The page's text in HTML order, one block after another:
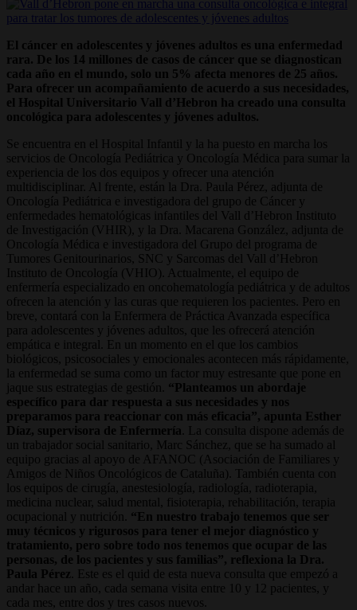
El cáncer en adolescentes y jóvenes adultos es una enfermedad
rara. De los 14 millones de casos de cáncer que se diagnostican
cada año en el mundo, solo un 5% afecta menores de 25 años.
Para ofrecer un acompañamiento de acuerdo a sus necesidades,
el Hospital Universitario Vall d’Hebron ha creado una consulta
oncológica para adolescentes y jóvenes adultos.
Se encuentra en el Hospital Infantil y la ha puesto en marcha los
servicios de Oncología Pediátrica y Oncología Médica para sumar la
experiencia de los dos equipos y ofrecer una atención
multidisciplinar. Al frente, están la Dra. Paula Pérez, adjunta de
Oncología Pediátrica e investigadora del grupo de Cáncer y
enfermedades hematológicas infantiles del Vall d’Hebron Instituto
de Investigación (VHIR), y la Dra. Macarena González, adjunta de
Oncología Médica e investigadora del Grupo del programa de
Tumores Genitourinarios, SNC y Sarcomas del Vall d’Hebron
Instituto de Oncología (VHIO). Actualmente, el equipo de
enfermería especializado en oncohematología pediátrica y de adultos
ofrecen la atención y las curas que requieren los pacientes. Pero en
breve, contará con la Enfermera de Práctica Avanzada específica
para adolescentes y jóvenes adultos, que les ofrecerá atención
empática e integral. En un momento en el que los cambios
biológicos, psicosociales y emocionales acontecen más rápidamente,
la enfermedad se suma como un factor muy estresante que pone en
jaque sus estrategias de gestión. “Planteamos un abordaje
específico para dar respuesta a sus necesidades y nos
preparamos para reaccionar con más eficacia”, apunta Esther
Díaz, supervisora de Enfermería . La consulta dispone además de
un trabajador social sanitario, Marc Sánchez, que se ha sumado al
equipo gracias al apoyo de AFANOC (Asociación de Familiares y
Amigos de Niños Oncológicos de Cataluña). También cuenta con
los equipos de cirugía, anestesiología, radiología, radioterapia,
medicina nuclear, salud mental, fisioterapia, rehabilitación, terapia
ocupacional y nutrición. “En nuestro trabajo tenemos que ser
muy técnicos y rigurosos para tener el mejor diagnóstico y
tratamiento, pero sobre todo nos tenemos que ocupar de las
personas, de los pacientes y sus familias”, reflexiona la Dra.
Paula Pérez . Este es el quid de esta nueva consulta que empezó a
andar hace un año, cada semana visita entre 10 y 12 pacientes, y
cada mes, entre dos y tres casos nuevos.